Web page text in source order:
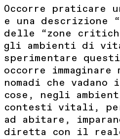
Occorre praticare
e una descrizione
delle “zone
gli ambienti di
sperimentare
occorre immaginare
nomadi che
cose, negli
contesti vitali,
ad abitare,
diretta con il